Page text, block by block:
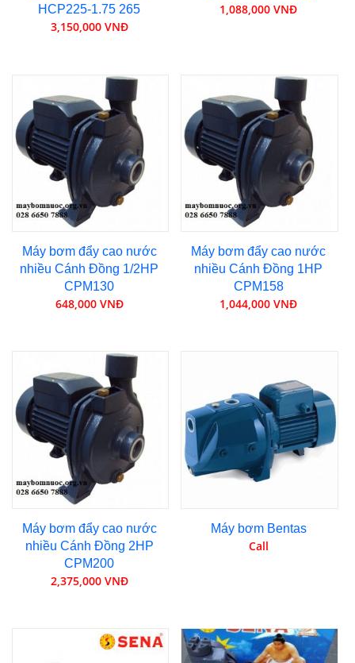
HCP225-1.75 265
3,150,000 VNĐ
1,088,000 VNĐ
Máy bơm đẩy cao nước
nhiều Cánh Đồng 1/2HP
CPM130
648,000 VNĐ
Máy bơm đẩy cao nước
nhiều Cánh Đồng 1HP
CPM158
1,044,000 VNĐ
Máy bơm đẩy cao nước
nhiều Cánh Đồng 2HP
CPM200
2,375,000 VNĐ
Máy bơm Bentas
Call